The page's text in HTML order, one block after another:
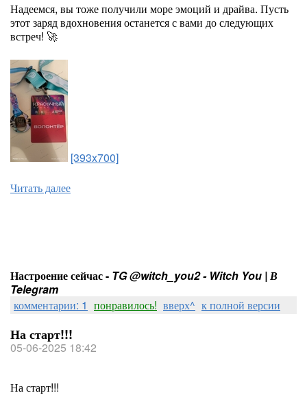
Надеемся, вы тоже получили море эмоций и драйва. Пусть
этот заряд вдохновения останется с вами до следующих
встреч! 🚀
[393x700]
Читать далее
Настроение сейчас - TG @witch_you2 - Witch You | В
Telegram
комментарии: 1 понравилось! вверх^ к полной версии
На старт!!!
05-06-2025 18:42
На старт!!!